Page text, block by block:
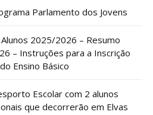
Parlamento dos Jovens
2025/2026 – Resumo
– Instruções para a Inscrição
Ensino Básico
Escolar com 2 alunos
que decorrerão em Elvas